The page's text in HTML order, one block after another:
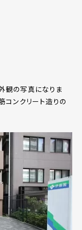
観の写真になりま
コンクリート造りの